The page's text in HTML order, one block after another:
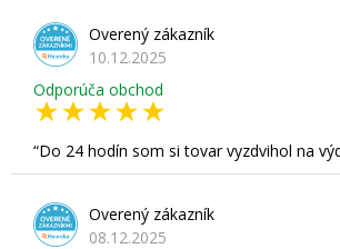
Overený zákazník
10.12.2025
Odporúča obchod
Do 24 hodín som si tovar vyzdvihol na
Overený zákazník
08.12.2025